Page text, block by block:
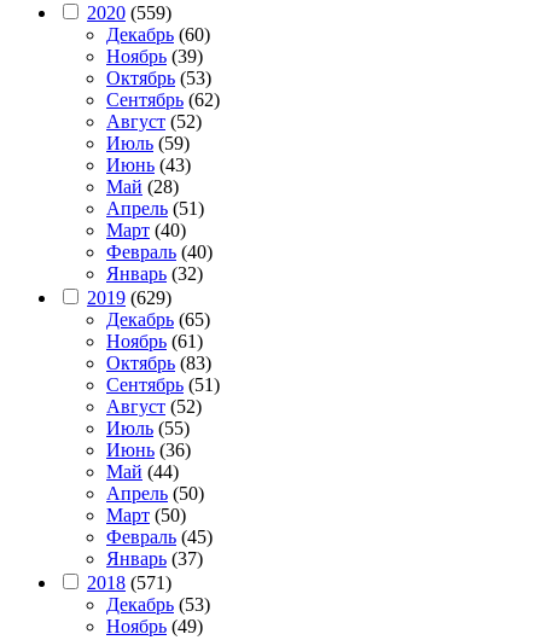
2020 (559)
Декабрь (60)
Ноябрь (39)
Октябрь (53)
Сентябрь (62)
Август (52)
Июль (59)
Июнь (43)
Май (28)
Апрель (51)
Март (40)
Февраль (40)
Январь (32)
2019 (629)
Декабрь (65)
Ноябрь (61)
Октябрь (83)
Сентябрь (51)
Август (52)
Июль (55)
Июнь (36)
Май (44)
Апрель (50)
Март (50)
Февраль (45)
Январь (37)
2018 (571)
Декабрь (53)
Ноябрь (49)